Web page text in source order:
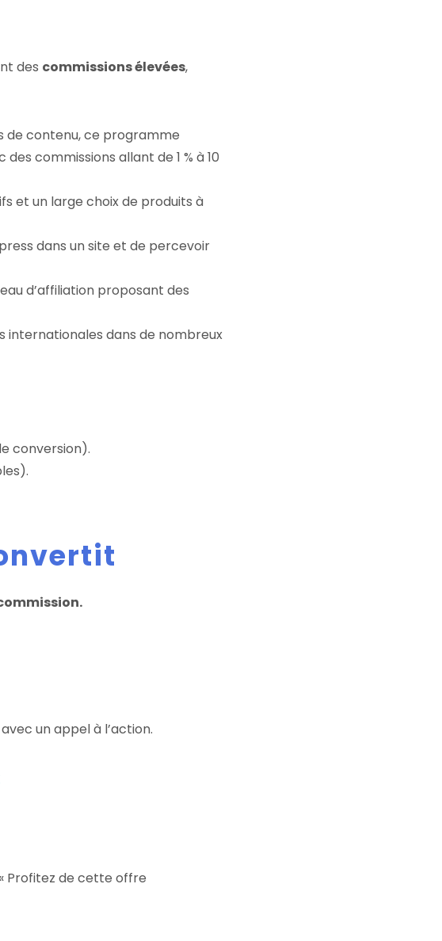
des commissions élevées,
de contenu, ce programme
commissions allant de 1 % à 10
et un large choix de produits à
dans un site et de percevoir
d’affiliation proposant des
internationales dans de nombreux
conversion).
un appel à l’action.
Profitez de cette offre